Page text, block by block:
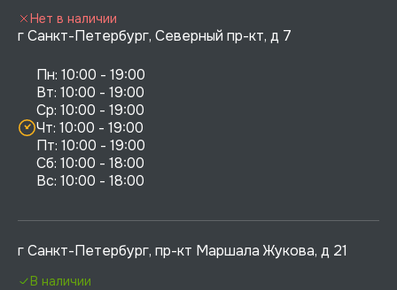
г Санкт-Петербург, Северный пр-кт, д 7
Пн: 10:00 - 19:00
Вт: 10:00 - 19:00
Ср: 10:00 - 19:00
Чт: 10:00 - 19:00
Пт: 10:00 - 19:00
Сб: 10:00 - 18:00
Нет в наличии
г Санкт-Петербург, пр-кт Маршала Жукова, д 21
В наличии